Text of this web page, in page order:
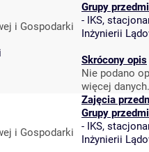
i Gospodarki
Grupy
- IKS,
Inżynierii
Skrócony opis
Nie podano
więcej danych.
i Gospodarki
Zajęcia
Grupy
- IKS,
Inżynierii